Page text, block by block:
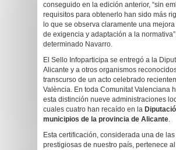
conseguido en la edición anterior, “sin
requisitos para obtenerlo han sido más
lo que se observa claramente una mejora
de exigencia y adaptación a la
determinado Navarro.
El Sello Infoparticipa se entregó a la
Alicante y a otros organismos
transcurso de un acto celebrado
València. En toda Comunitat Valenciana
esta distinción nueve administraciones
cuales cuatro han recaído en la
municipios de la provincia de Alicante.
Esta certificación, considerada una de
prestigiosas de nuestro país, pertenece